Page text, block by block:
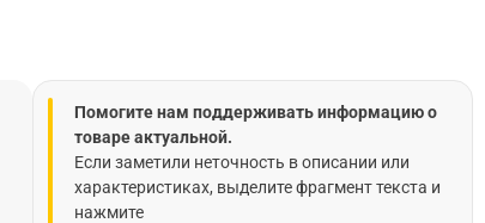
Помогите нам поддерживать информацию о
товаре актуальной.
Если заметили неточность в описании или
характеристиках, выделите фрагмент текста и
нажмите